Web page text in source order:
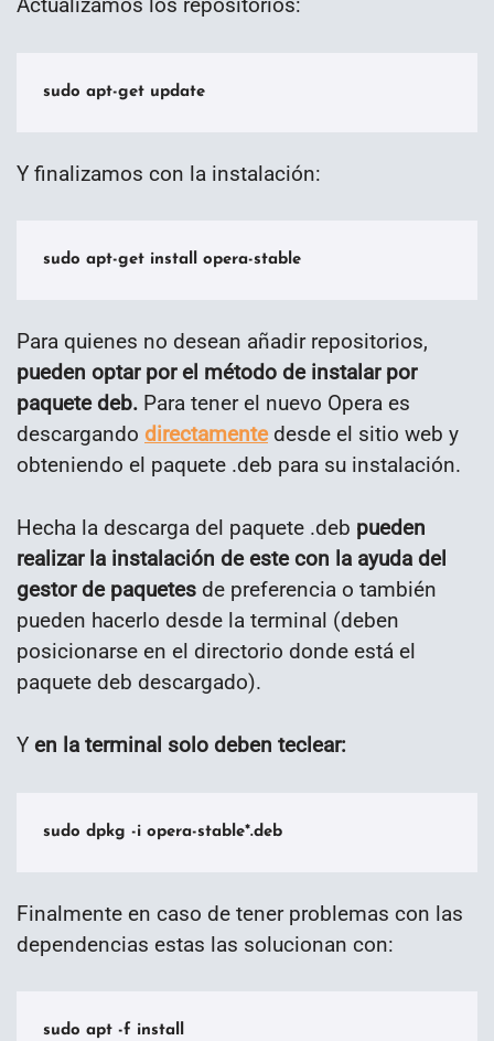
sudo apt-get update
Y finalizamos con la instalación:
sudo apt-get install opera-stable
Para quienes no desean añadir repositorios,
pueden optar por el método de instalar por
paquete deb. Para tener el nuevo Opera es
descargando directamentedesde el sitio web y
obteniendo el paquete .deb para su instalación.
Hecha la descarga del paquete .deb pueden
realizar la instalación de este con la ayuda del
gestor de paquetes de preferencia o también
pueden hacerlo desde la terminal (deben
posicionarse en el directorio donde está el
paquete deb descargado).
Y en la terminal solo deben teclear:
sudo dpkg -i opera-stable*.deb
Finalmente en caso de tener problemas con las
dependencias estas las solucionan con:
sudo apt -f install